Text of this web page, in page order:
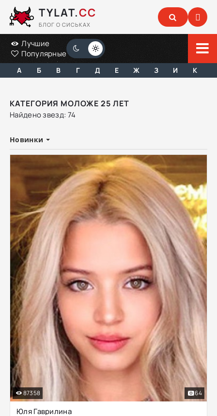
TYLAT.CC
БЛОГ О СИСЬКАХ
Лучшие
Популярные
А Б В Г Д Е Ж З И К
КАТЕГОРИЯ МОЛОЖЕ 25 ЛЕТ
Найдено звезд: 74
Новинки
Юля Гаврилина
87358 64